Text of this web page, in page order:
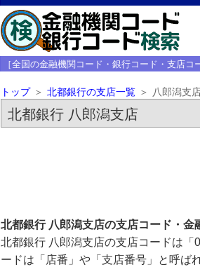
［全国の金融機関コード・銀行コード・支店コ
トップ 北都銀行の支店一覧 八郎潟支
北都銀行 八郎潟支店
北都銀行 八郎潟支店の支店コード・金
北都銀行 八郎潟支店の支店コードは
ードは「店番」や「支店番号」と呼ば